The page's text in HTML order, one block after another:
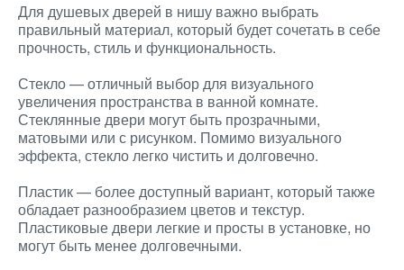
Для душевых дверей в нишу важно выбрать
правильный материал, который будет сочетать в себе
прочность, стиль и функциональность.
Стекло — отличный выбор для визуального
увеличения пространства в ванной комнате.
Стеклянные двери могут быть прозрачными,
матовыми или с рисунком. Помимо визуального
эффекта, стекло легко чистить и долговечно.
Пластик — более доступный вариант, который также
обладает разнообразием цветов и текстур.
Пластиковые двери легкие и просты в установке, но
могут быть менее долговечными.